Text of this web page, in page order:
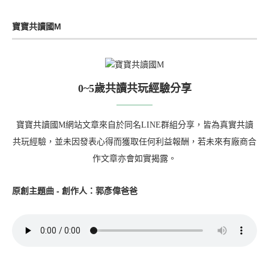
寶寶共讀國M
0~5歲共讀共玩經驗分享
寶寶共讀國M網站文章來自於同名LINE群組分享，皆為真實共讀
共玩經驗，並未因發表心得而獲取任何利益報酬，若未來有廠商合
作文章亦會如實揭露。
原創主題曲 - 創作人：郭彥偉爸爸